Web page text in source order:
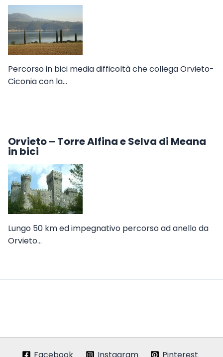
Percorso in bici media difficoltà che collega Orvieto-
Ciconia con la…
Orvieto – Torre Alfina e Selva di Meana
in bici
Lungo 50 km ed impegnativo percorso ad anello da
Orvieto…
Facebook Instagram
Pinterest